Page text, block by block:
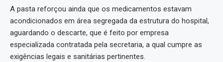
A pasta reforçou ainda que os medicamentos estavam
acondicionados em área segregada da estrutura do hospital,
aguardando o descarte, que é feito por empresa
especializada contratada pela secretaria, a qual cumpre as
exigências legais e sanitárias pertinentes.